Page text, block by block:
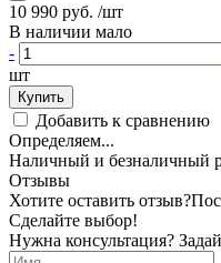
10 990 руб. /шт
В наличии мало
-
шт
Купить
Добавить к сравнению
Определяем...
Наличный и безналичный
Отзывы
Хотите оставить отзыв?
Сделайте выбор!
Нужна консультация?